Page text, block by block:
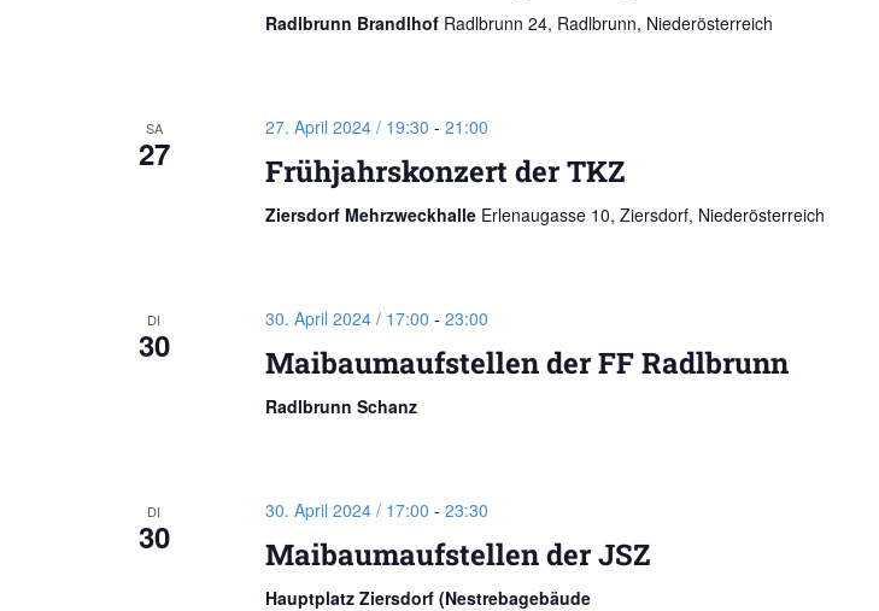
Radlbrunn Brandlhof Radlbrunn 24, Radlbrunn, Niederösterreich
SA
27
27. April 2024 / 19:30 - 21:00
Frühjahrskonzert der TKZ
Ziersdorf Mehrzweckhalle Erlenaugasse 10, Ziersdorf, Niederösterreich
DI
30
30. April 2024 / 17:00 - 23:00
Maibaumaufstellen der FF Radlbrunn
Radlbrunn Schanz
DI
30
30. April 2024 / 17:00 - 23:30
Maibaumaufstellen der JSZ
Hauptplatz Ziersdorf (Nestrebagebäude